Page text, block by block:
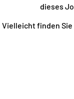
dieses
Vielleicht finden